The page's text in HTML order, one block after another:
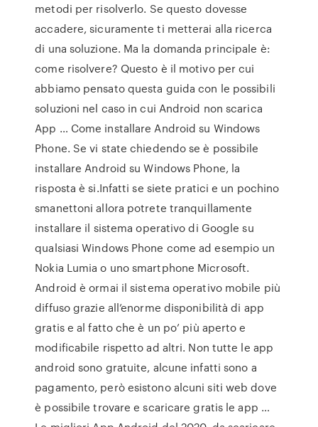
metodi per risolverlo. Se questo dovesse
accadere, sicuramente ti metterai alla ricerca
di una soluzione. Ma la domanda principale è:
come risolvere? Questo è il motivo per cui
abbiamo pensato questa guida con le possibili
soluzioni nel caso in cui Android non scarica
App … Come installare Android su Windows
Phone. Se vi state chiedendo se è possibile
installare Android su Windows Phone, la
risposta è si.Infatti se siete pratici e un pochino
smanettoni allora potrete tranquillamente
installare il sistema operativo di Google su
qualsiasi Windows Phone come ad esempio un
Nokia Lumia o uno smartphone Microsoft.
Android è ormai il sistema operativo mobile più
diffuso grazie all’enorme disponibilità di app
gratis e al fatto che è un po’ più aperto e
modificabile rispetto ad altri. Non tutte le app
android sono gratuite, alcune infatti sono a
pagamento, però esistono alcuni siti web dove
è possibile trovare e scaricare gratis le app …